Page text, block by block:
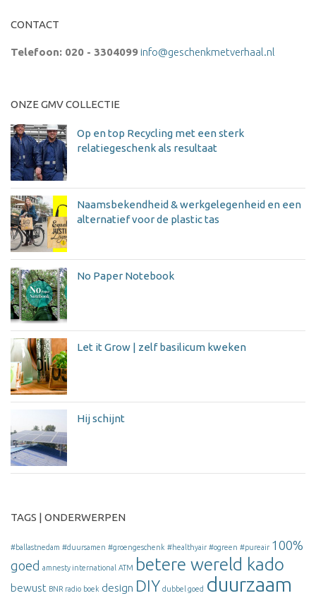
CONTACT
Telefoon: 020 - 3304099 info@geschenkmetverhaal.nl
ONZE GMV COLLECTIE
Op en top Recycling met een sterk
relatiegeschenk als resultaat
Naamsbekendheid & werkgelegenheid en een
alternatief voor de plastic tas
No Paper Notebook
Let it Grow | zelf basilicum kweken
Hij schijnt
TAGS | ONDERWERPEN
#ballastnedam #duursamen #groengeschenk #healthyair #ogreen #pureair 100%
goed amnesty international ATM betere wereld kado
bewust BNR radio boek design DIY dubbel goed duurzaam